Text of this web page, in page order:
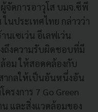
จัดการอาวุโส บมจ.ซีพี
นประเทศไทย กล่าวว่า
เซเว่น อีเลฟเว่น
ถึงความรับผิดชอบที่มี
อม ให้สอดคล้องกับ
ากลให้เป็นอันหนึ่งอัน
รงการ 7 Go Green
และสิ่งแวดล้อมของ